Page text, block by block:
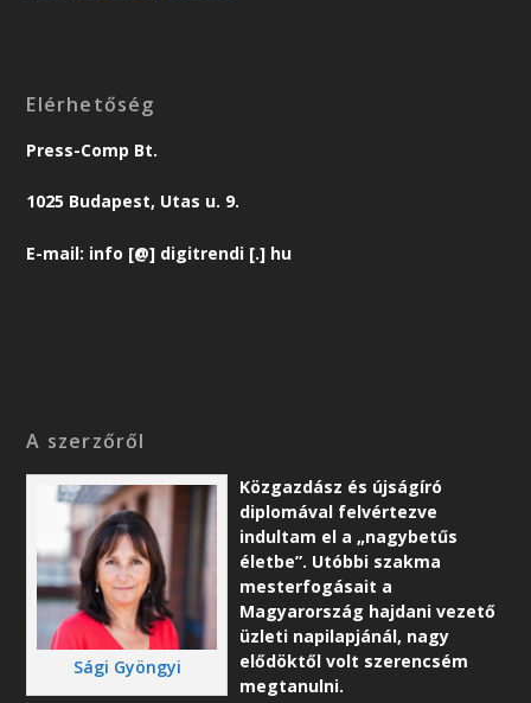
Elérhetőség
Press-Comp Bt.
1025 Budapest, Utas u. 9.
E-mail: info [@] digitrendi [.] hu
A szerzőről
Sági Gyöngyi
Közgazdász és újságíró
diplomával felvértezve
indultam el a „nagybetűs
életbe”. Utóbbi szakma
mesterfogásait a
Magyarország hajdani vezető
üzleti napilapjánál, nagy
elődöktől volt szerencsém
megtanulni.